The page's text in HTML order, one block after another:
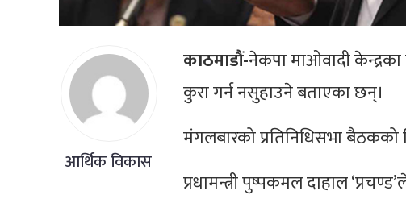
आर्थिक विकास
काठमाडौं-नेकपा माओवादी
कुरा गर्न नसुहाउने बताएका छन्।
मंगलबारको प्रतिनिधिसभा
प्रधामन्त्री पुष्पकमल दाहाल